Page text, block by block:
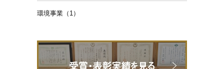
環境事業（1）